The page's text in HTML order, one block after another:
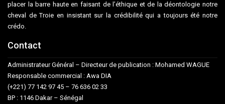
placer la barre haute en faisant de l’éthique et de la déontologie notre
cheval de Troie en insistant sur la crédibilité qui a toujours été notre
crédo.
Contact
Administrateur Général – Directeur de publication : Mohamed WAGUE
Responsable commercial : Awa DIA
(+221) 77 142 97 45 – 76 636 02 33
BP : 1146 Dakar – Sénégal